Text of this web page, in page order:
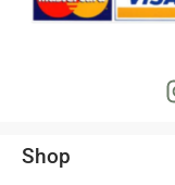
Shop